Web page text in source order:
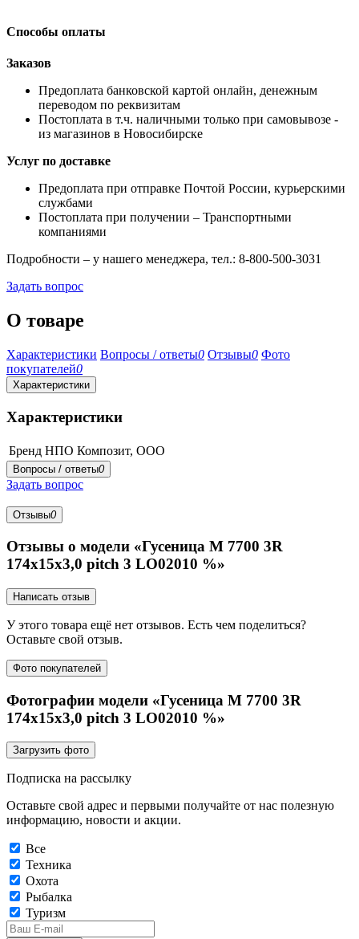
Способы оплаты
Заказов
Предоплата банковской картой онлайн, денежным
переводом по реквизитам
Постоплата в т.ч. наличными только при самовывозе -
из магазинов в Новосибирске
Услуг по доставке
Предоплата при отправке Почтой России, курьерскими
службами
Постоплата при получении – Транспортными
компаниями
Подробности – у нашего менеджера, тел.: 8-800-500-3031
Задать вопрос
О товаре
Характеристики Вопросы / ответы0 Отзывы0 Фото
покупателей0
Характеристики
Характеристики
Бренд НПО Композит, ООО
Вопросы / ответы0
Задать вопрос
Отзывы0
Отзывы о модели «Гусеница М 7700 3R
174x15x3,0 pitch 3 LO02010 %»
Написать отзыв
У этого товара ещё нет отзывов. Есть чем поделиться?
Оставьте свой отзыв.
Фото покупателей
Фотографии модели «Гусеница М 7700 3R
174x15x3,0 pitch 3 LO02010 %»
Загрузить фото
Подписка на рассылку
Оставьте свой адрес и первыми получайте от нас полезную
информацию, новости и акции.
Все
Техника
Охота
Рыбалка
Туризм